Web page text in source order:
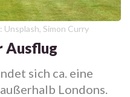
Simon Curry
Ausflug
sich ca. eine
Londons.